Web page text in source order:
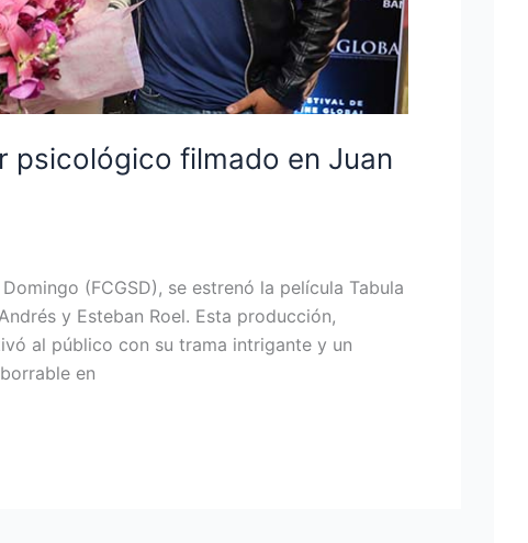
psicológico filmado en Juan
(FCGSD), se estrenó la película Tabula
y Esteban Roel. Esta producción,
al público con su trama intrigante y un
en